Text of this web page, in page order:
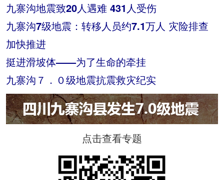
九寨沟地震致20人遇难 431人受伤
九寨沟7级地震：转移人员约7.1万人 灾险排查
加快推进
挺进滑坡体——为了生命的牵挂
九寨沟７．０级地震抗震救灾纪实
点击查看专题